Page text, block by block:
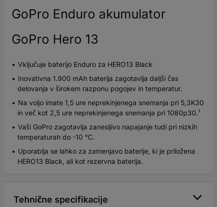
GoPro Enduro akumulator
GoPro Hero 13
Vključuje baterijo Enduro za HERO13 Black
Inovativna 1.900 mAh baterija zagotavlja daljši čas
delovanja v širokem razponu pogojev in temperatur.
Na voljo imate 1,5 ure neprekinjenega snemanja pri 5,3K30
in več kot 2,5 ure neprekinjenega snemanja pri 1080p30.¹
Vaši GoPro zagotavlja zanesljivo napajanje tudi pri nizkih
temperaturah do -10 °C.
Uporablja se lahko za zamenjavo baterije, ki je priložena
HERO13 Black, ali kot rezervna baterija.
Tehnične specifikacije